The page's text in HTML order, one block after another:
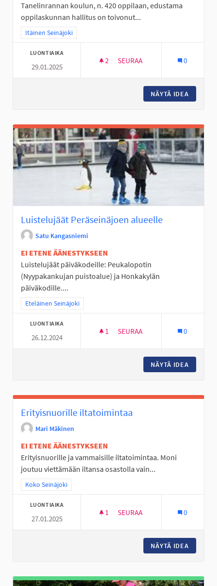
Tanelinrannan koulun, n. 420 oppilaan, edustama
oppilaskunnan hallitus on toivonut...
Rajaa tulokset teeman mukaan: Itäinen Seinäjoki
Itäinen Seinäjoki
LUONTIAIKA
29.01.2025
2 2 SEURAAJAA
SEURAA 0
NÄYTÄ IDEA
Luistelujäät Peräseinäjoen alueelle
Satu Kangasniemi
EI ETENE ÄÄNESTYKSEEN
Luistelujäät päiväkodeille: Peukalopotin
(Nyypakankujan puistoalue) ja Honkakylän
päiväkodille....
Rajaa tulokset teeman mukaan: Eteläinen Seinäjoki
Eteläinen Seinäjoki
LUONTIAIKA
26.12.2024
1 1 SEURAAJA
SEURAA 0
NÄYTÄ IDEA
Erityisnuorille iltatoimintaa
Mari Mäkinen
EI ETENE ÄÄNESTYKSEEN
Erityisnuorille ja vammaisille iltatoimintaa. Moni
joutuu viettämään iltansa osastolla vain...
Rajaa tulokset teeman mukaan: Koko Seinäjoki
Koko Seinäjoki
LUONTIAIKA
27.01.2025
1 1 SEURAAJA
SEURAA 0
NÄYTÄ IDEA